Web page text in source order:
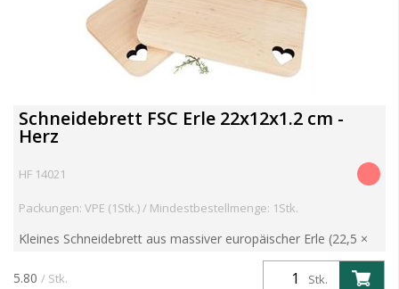
Schneidebrett FSC Erle 22x12x1.2 cm -
Herz
HF 14021
Packungen: VPE (1Stk.) / Mindestbestellmenge: 1Stk.
Kleines Schneidebrett aus massiver europäischer Erle (22,5 ×
12,5 × 1,2 cm). Robust, langlebig und ideal für den täglichen
Einsatz – auch perfekt für Kinderhände. Mit dek...
Stk.
5.80 / Stk.